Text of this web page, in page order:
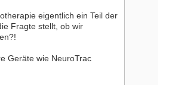
eigentlich ein Teil der
Fragte stellt, ob wir
Geräte wie NeuroTrac